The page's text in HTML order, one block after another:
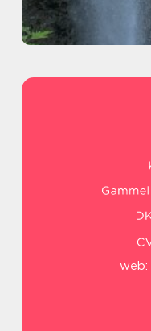
web: